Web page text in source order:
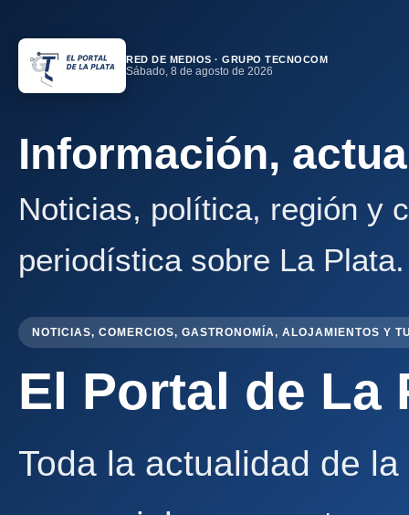
RED DE MEDIOS · GRUPO TECNOCOM
Sábado, 8 de agosto de 2026
Información,
Noticias, política, región y
periodística sobre La Plata.
NOTICIAS, COMERCIOS, GASTRONOMÍA, ALOJAMIENTOS Y
El Portal de La
Toda la actualidad de